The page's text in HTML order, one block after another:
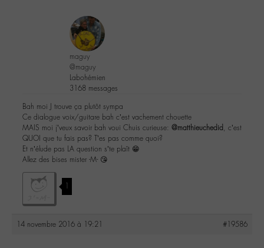
maguy
@maguy
Labohémien
3168 messages
Bah moi J trouve ça plutôt sympa
Ce dialogue voix/guitare bah c’est vachement chouette
MAIS moi j’veux savoir bah voui Chuis curieuse: @matthieuchedid , c’est
QUOI que tu fais pas? T’es pas comme quoi?
Et n’élude pas LA question s’te plaît 😁
Allez des bises mister -M- 😘
1
14 novembre 2016 à 19:21 #19586